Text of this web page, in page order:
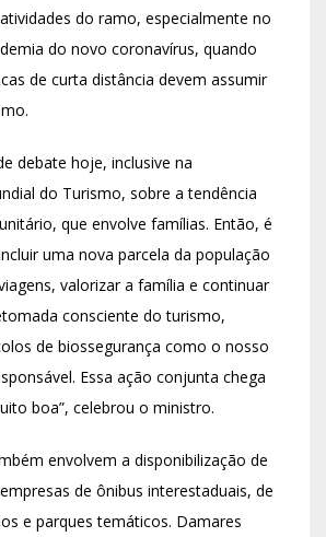
do ramo, especialmente no
do novo coronavírus, quando
de curta distância devem assumir
debate hoje, inclusive na
do Turismo, sobre a tendência
que envolve famílias. Então, é
uma nova parcela da população
valorizar a família e continuar
consciente do turismo,
de biossegurança como o nosso
Essa ação conjunta chega
boa”, celebrou o ministro.
envolvem a disponibilização de
de ônibus interestaduais, de
e parques temáticos. Damares